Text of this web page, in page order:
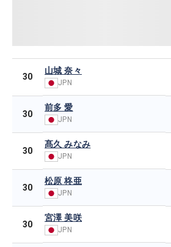
30
山城 奈々
JPN
30
前多 愛
JPN
30
髙久 みなみ
JPN
30
松原 柊亜
JPN
30
宮澤 美咲
JPN